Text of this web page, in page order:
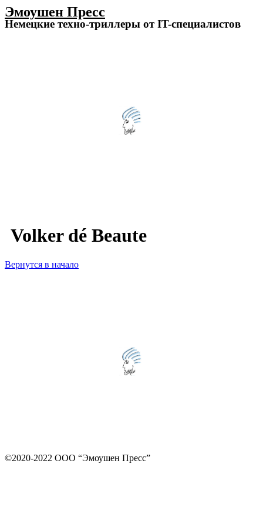
Эмоушен Пресс
Немецкие техно-триллеры от IT-специалистов
Volker dé Beaute
Вернутся в начало
©2020-2022 ООО “Эмоушен Пресс”